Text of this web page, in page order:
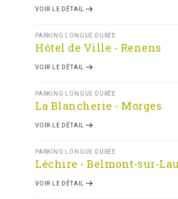
VOIR LE DÉTAIL
PARKING LONGUE DURÉE
Hôtel de Ville - Renens
VOIR LE DÉTAIL
PARKING LONGUE DURÉE
La Blancherie - Morges
VOIR LE DÉTAIL
PARKING LONGUE DURÉE
Léchire - Belmont-sur-
VOIR LE DÉTAIL